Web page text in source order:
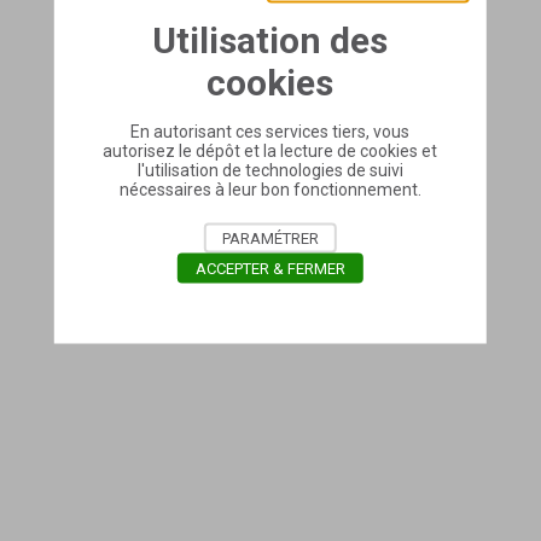
Utilisation des
cookies
En autorisant ces services tiers, vous
autorisez le dépôt et la lecture de cookies et
l'utilisation de technologies de suivi
nécessaires à leur bon fonctionnement.
PARAMÉTRER
ACCEPTER & FERMER